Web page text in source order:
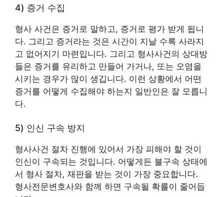
4) 증거 수집
형사 사건은 증거로 말하고, 증거로 평가 받게 됩니
다. 그리고 증거라는 것은 시간이 지날 수록 사라지
고 없어지기 마련입니다. 그리고 형사사건의 상대방
들은 증거를 유리하고 만들어 가거나, 또는 오염을
시키는 경우가 많이 생깁니다. 이런 상황에서 어떤
증거를 어떻게 수집해야 하는지 일반인은 잘 모릅니
다.
5) 인신 구속 방지
형사사건 절차 진행에 있어서 가장 피해야 할 것이
인신이 구속되는 것입니다. 어떻게든 불구속 상태에
서 형사 절차, 재판을 받는 것이 가장 중요합니다.
형사전문변호사와 함께 하면 구속될 확률이 줄어듭